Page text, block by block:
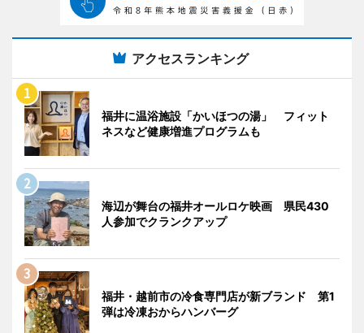
アクセスランキング
福井に温浴施設「かいほつの湯」 フィット
ネスなど健康増進プログラムも
海辺が舞台の福井オールロケ映画 県民430
人参加でクランクアップ
福井・越前市の冷食専門店が新ブランド 第1
弾は冷凍おからハンバーグ